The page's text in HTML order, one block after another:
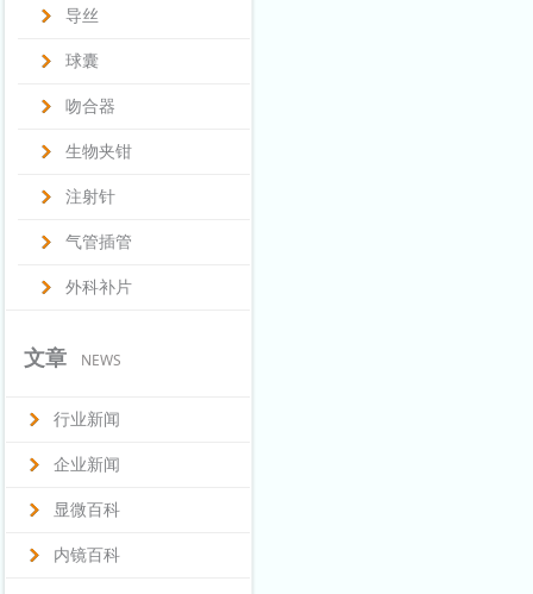
导丝
球囊
吻合器
生物夹钳
注射针
气管插管
外科补片
文章 NEWS
行业新闻
企业新闻
显微百科
内镜百科